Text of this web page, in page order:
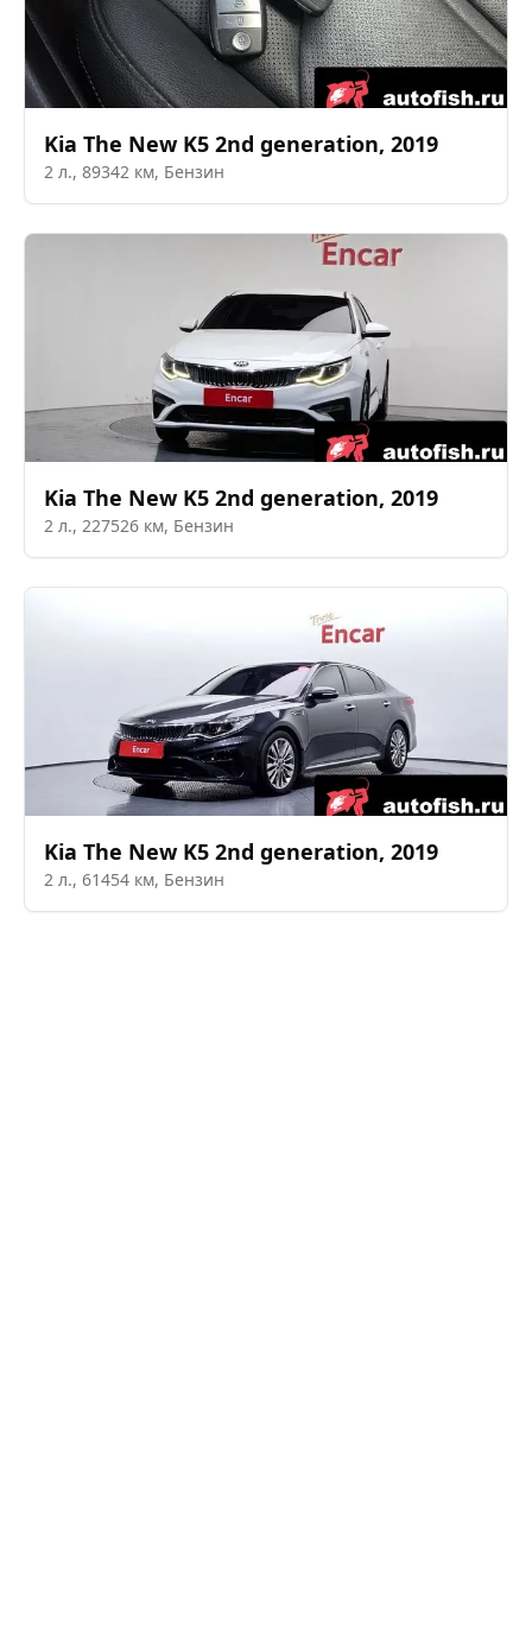
Kia The New K5 2nd generation, 2019
2 л., 89342 км, Бензин
Kia The New K5 2nd generation, 2019
2 л., 227526 км, Бензин
Kia The New K5 2nd generation, 2019
2 л., 61454 км, Бензин